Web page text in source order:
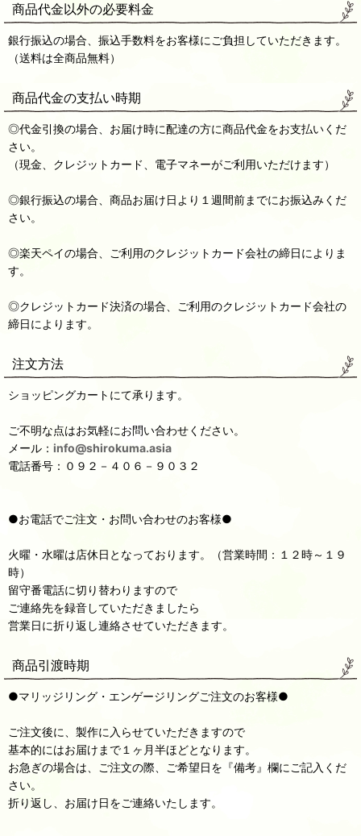
商品代金以外の必要料金
銀行振込の場合、振込手数料をお客様にご負担していただきます。
（送料は全商品無料）
商品代金の支払い時期
◎代金引換の場合、お届け時に配達の方に商品代金をお支払いくだ
さい。
（現金、クレジットカード、電子マネーがご利用いただけます）
◎銀行振込の場合、商品お届け日より１週間前までにお振込みくだ
さい。
◎楽天ペイの場合、ご利用のクレジットカード会社の締日によりま
す。
◎クレジットカード決済の場合、ご利用のクレジットカード会社の
締日によります。
注文方法
ショッピングカートにて承ります。
ご不明な点はお気軽にお問い合わせください。
メール： info@shirokuma.asia
電話番号：０９２－４０６－９０３２
●お電話でご注文・お問い合わせのお客様●
火曜・水曜は店休日となっております。（営業時間：１２時～１９
時）
留守番電話に切り替わりますので
ご連絡先を録音していただきましたら
営業日に折り返し連絡させていただきます。
商品引渡時期
●マリッジリング・エンゲージリングご注文のお客様●
ご注文後に、製作に入らせていただきますので
基本的にはお届けまで１ヶ月半ほどとなります。
お急ぎの場合は、ご注文の際、ご希望日を『備考』欄にご記入くだ
さい。
折り返し、お届け日をご連絡いたします。